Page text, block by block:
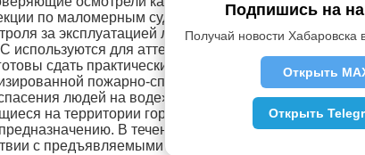
по маломерным судам МЧС России выполняют
за эксплуатацией личных маломерных судов
для аттестации судоводителей,
сдать практический экзамен по вождению.
пожарно-спасательной части ФПС по
людей на воде».
на территории города Хабаровска
В течение зимнего периода они
с предъявляемыми требованиями.
Подпишись на
Получай новости Хабаровска
Открыть
Открыть